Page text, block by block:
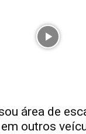
área de
outros